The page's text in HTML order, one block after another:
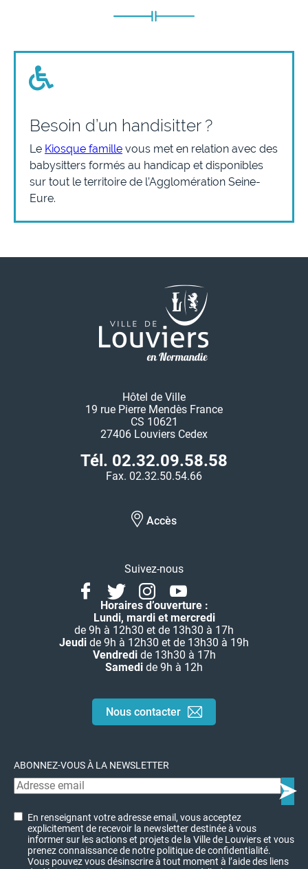
Besoin d’un handisitter ?
Le Kiosque famille vous met en relation avec des
babysitters formés au handicap et disponibles
sur tout le territoire de l’Agglomération Seine-
Eure.
Hôtel de Ville
19 rue Pierre Mendès France
CS 10621
27406 Louviers Cedex
Tél. 02.32.09.58.58
Fax. 02.32.50.54.66
Accès
Suivez-nous
FacebookTwitterInstagramYoutube
Horaires d’ouverture :
Lundi, mardi et mercredi
de 9h à 12h30 et de 13h30 à 17h
Jeudi de 9h à 12h30 et de 13h30 à 19h
Vendredide 13h30 à 17h
Samedi de 9h à 12h
Nous contacter
ABONNEZ-VOUS À LA NEWSLETTER
En renseignant votre adresse email, vous acceptez
explicitement de recevoir la newsletter destinée à vous
informer sur les actions et projets de la Ville de Louviers et vous
prenez connaissance de notre politique de confidentialité.
Vous pouvez vous désinscrire à tout moment à l’aide des liens